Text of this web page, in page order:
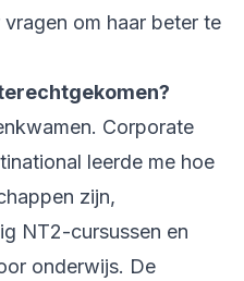
om haar beter te
Corporate
leerde me hoe
zijn,
NT2-cursussen en
onderwijs. De